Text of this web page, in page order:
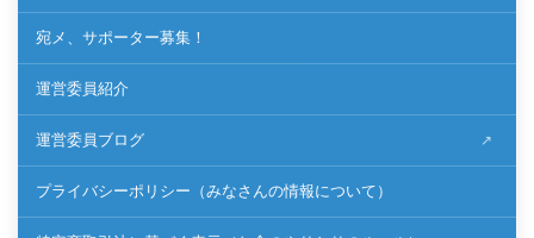
宛メ、サポーター募集！
運営委員紹介
運営委員ブログ
プライバシーポリシー（みなさんの情報について）